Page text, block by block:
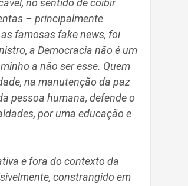
no sentido de coibir
– principalmente
famosas fake news, foi
a Democracia não é um
a não ser esse. Quem
na manutenção da paz
pessoa humana, defende o
por uma educação e
e fora do contexto da
constrangido em